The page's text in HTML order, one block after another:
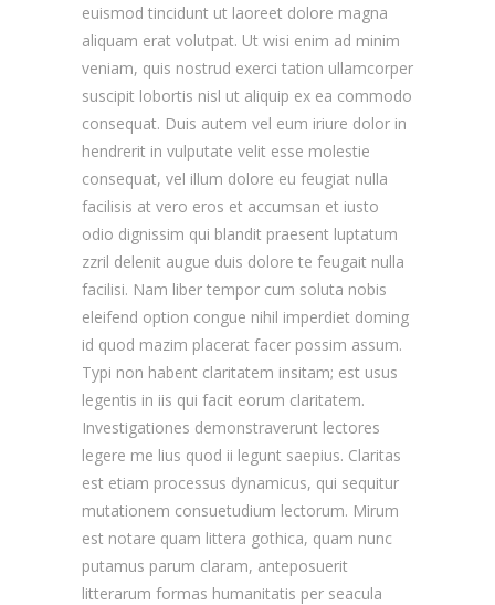
euismod tincidunt ut laoreet dolore magna
aliquam erat volutpat. Ut wisi enim ad minim
veniam, quis nostrud exerci tation ullamcorper
suscipit lobortis nisl ut aliquip ex ea commodo
consequat. Duis autem vel eum iriure dolor in
hendrerit in vulputate velit esse molestie
consequat, vel illum dolore eu feugiat nulla
facilisis at vero eros et accumsan et iusto
odio dignissim qui blandit praesent luptatum
zzril delenit augue duis dolore te feugait nulla
facilisi. Nam liber tempor cum soluta nobis
eleifend option congue nihil imperdiet doming
id quod mazim placerat facer possim assum.
Typi non habent claritatem insitam; est usus
legentis in iis qui facit eorum claritatem.
Investigationes demonstraverunt lectores
legere me lius quod ii legunt saepius. Claritas
est etiam processus dynamicus, qui sequitur
mutationem consuetudium lectorum. Mirum
est notare quam littera gothica, quam nunc
putamus parum claram, anteposuerit
litterarum formas humanitatis per seacula